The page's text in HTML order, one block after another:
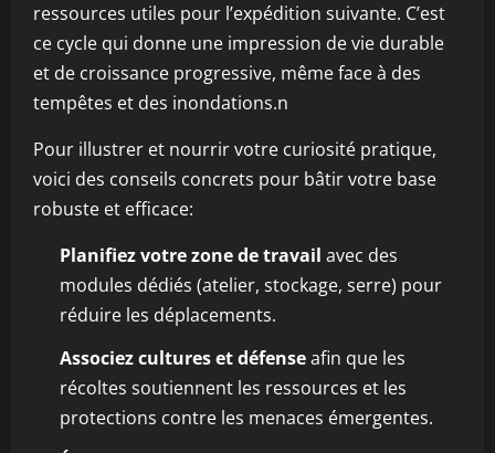
ressources utiles pour l’expédition suivante. C’est
ce cycle qui donne une impression de vie durable
et de croissance progressive, même face à des
tempêtes et des inondations.n
Pour illustrer et nourrir votre curiosité pratique,
voici des conseils concrets pour bâtir votre base
robuste et efficace:
Planifiez votre zone de travail avec des
modules dédiés (atelier, stockage, serre) pour
réduire les déplacements.
Associez cultures et défenseafin que les
récoltes soutiennent les ressources et les
protections contre les menaces émergentes.